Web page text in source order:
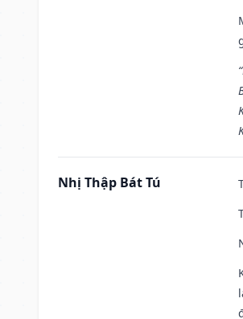
Nhị Thập Bát Tú